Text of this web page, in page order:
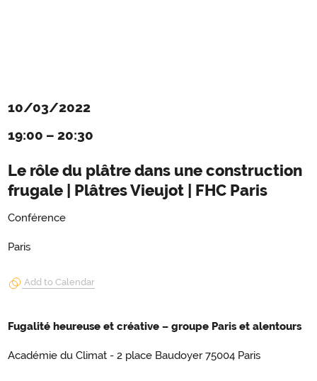
10/03/2022
19:00 – 20:30
Le rôle du plâtre dans une construction
frugale | Plâtres Vieujot | FHC Paris
Conférence
Paris
Add to Calendar
Fugalité heureuse et créative – groupe Paris et alentours
Académie du Climat - 2 place Baudoyer 75004 Paris